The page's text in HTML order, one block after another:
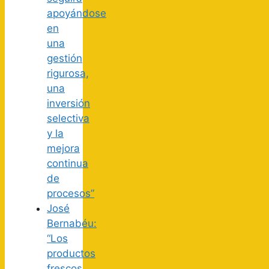
apoyándose
en
una
gestión
rigurosa,
una
inversión
selectiva
y la
mejora
continua
de
procesos”
José
Bernabéu:
“Los
productos